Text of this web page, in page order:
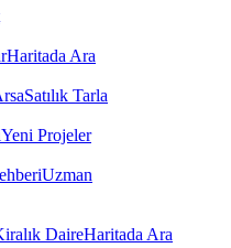
Haritada Ara
Satılık Tarla
Yeni Projeler
Uzman
DaireHaritada Ara